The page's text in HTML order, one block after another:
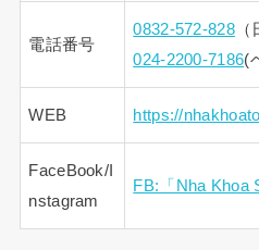
電話番号
0832-572-828（
024-2200-7186(
WEB https://
FaceBook/I
nstagram
FB:「Nha Khoa